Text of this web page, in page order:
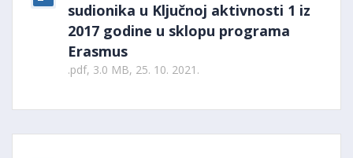
sudionika u Ključnoj aktivnosti 1 iz
2017 godine u sklopu programa
Erasmus
.pdf, 3.0 MB, 25. 10. 2021.